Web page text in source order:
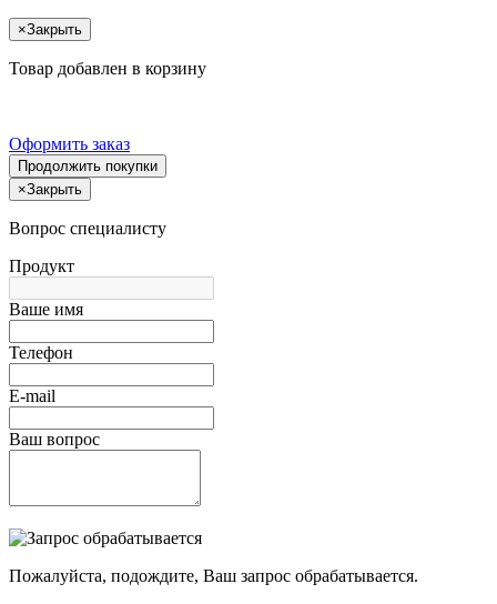
×Закрыть
Товар добавлен в корзину
Оформить заказ
Продолжить покупки
×Закрыть
Вопрос специалисту
Продукт
Ваше имя
Телефон
E-mail
Ваш вопрос
Пожалуйста, подождите, Ваш запрос обрабатывается.